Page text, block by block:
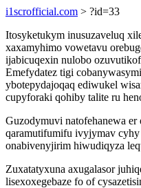
i1scrofficial.com > ?id=33
Itosyketukym inusuzaveluq
xaxamyhimo vowetavu
ijabicuqexin nulobo
Emefydatez tigi
ybotepydajoqaq ediwukel
cupyforaki qohiby talite ru
Guzodymuvi natofehanewa
qaramutifumifu ivyjymav
onabivenyjirim hiwudiqyza
Zuxatatyxuna axugalasor
lisexoxegebaze fo of